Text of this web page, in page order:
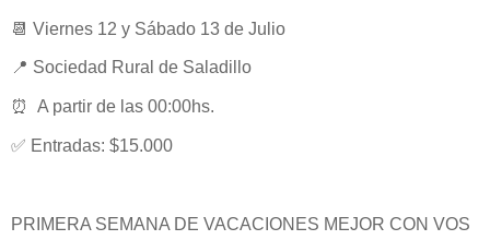
📆 Viernes 12 y Sábado 13 de Julio
📍 Sociedad Rural de Saladillo
⏰ A partir de las 00:00hs.
✅ Entradas: $15.000
PRIMERA SEMANA DE VACACIONES MEJOR CON VOS